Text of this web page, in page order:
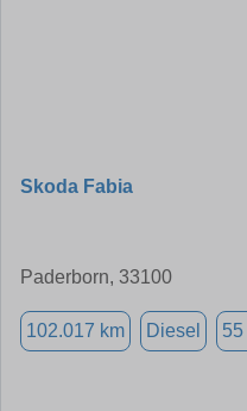
Skoda Fabia
Paderborn, 33100
102.017 km Diesel